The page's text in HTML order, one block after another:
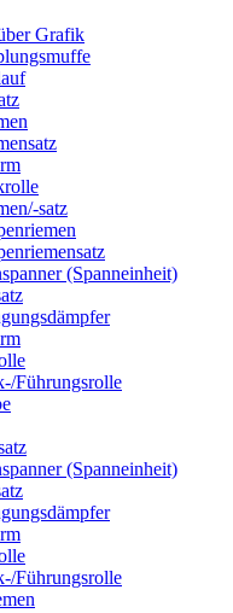
Grafik
satz
(Spanneinheit)
Führungsrolle
(Spanneinheit)
Führungsrolle